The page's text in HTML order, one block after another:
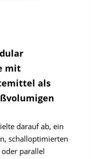
mit
als
darauf ab, ein
schalloptimierten
parallel